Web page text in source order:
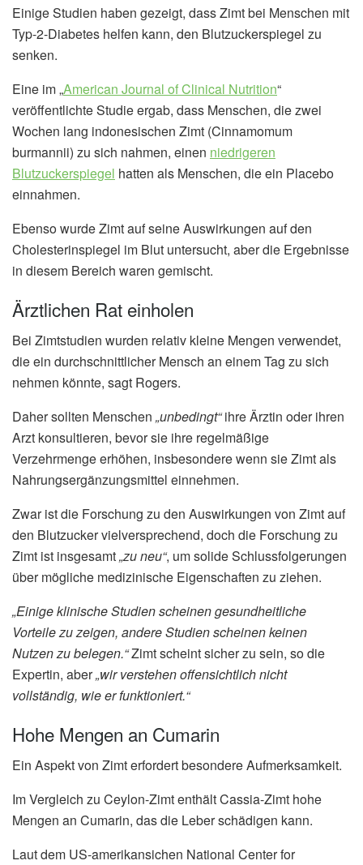
Einige Studien haben gezeigt, dass Zimt bei Menschen mit
Typ-2-Diabetes helfen kann, den Blutzuckerspiegel zu
senken.
Eine im „American Journal of Clinical Nutrition“
veröffentlichte Studie ergab, dass Menschen, die zwei
Wochen lang indonesischen Zimt (Cinnamomum
burmannii) zu sich nahmen, einen niedrigeren
Blutzuckerspiegel hatten als Menschen, die ein Placebo
einnahmen.
Ebenso wurde Zimt auf seine Auswirkungen auf den
Cholesterinspiegel im Blut untersucht, aber die Ergebnisse
in diesem Bereich waren gemischt.
Ärztlichen Rat einholen
Bei Zimtstudien wurden relativ kleine Mengen verwendet,
die ein durchschnittlicher Mensch an einem Tag zu sich
nehmen könnte, sagt Rogers.
Daher sollten Menschen „unbedingt“ihre Ärztin oder ihren
Arzt konsultieren, bevor sie ihre regelmäßige
Verzehrmenge erhöhen, insbesondere wenn sie Zimt als
Nahrungsergänzungsmittel einnehmen.
Zwar ist die Forschung zu den Auswirkungen von Zimt auf
den Blutzucker vielversprechend, doch die Forschung zu
Zimt ist insgesamt„zu neu“, um solide Schlussfolgerungen
über mögliche medizinische Eigenschaften zu ziehen.
„Einige klinische Studien scheinen gesundheitliche
Vorteile zu zeigen, andere Studien scheinen keinen
Nutzen zu belegen.“Zimt scheint sicher zu sein, so die
Expertin, aber„wir verstehen offensichtlich nicht
vollständig, wie er funktioniert.“
Hohe Mengen an Cumarin
Ein Aspekt von Zimt erfordert besondere Aufmerksamkeit.
Im Vergleich zu Ceylon-Zimt enthält Cassia-Zimt hohe
Mengen an Cumarin, das die Leber schädigen kann.
Laut dem US-amerikansichen National Center for